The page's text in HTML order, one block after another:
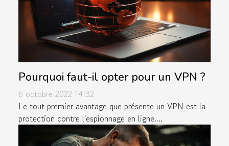
Pourquoi faut-il opter pour un VPN ?
6 octobre 2022 14:32
Le tout premier avantage que présente un VPN est la
protection contre l'espionnage en ligne....